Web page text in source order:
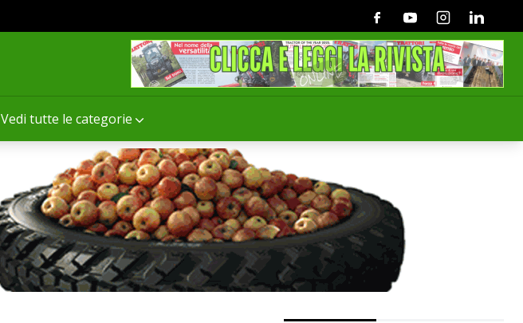
Vedi tutte le categorie
FacebookYoutubeInstagramLinkedin